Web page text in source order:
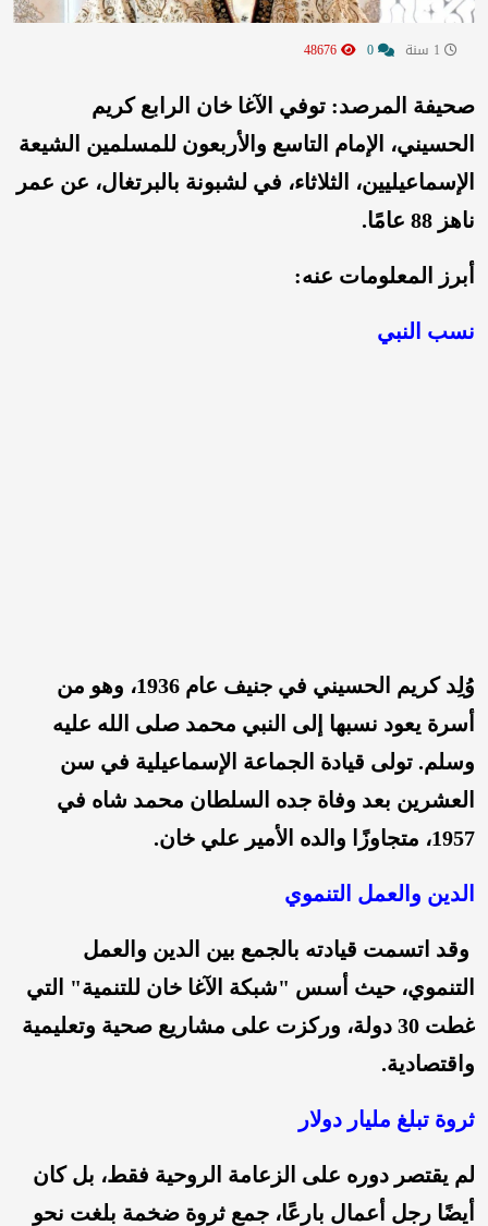
صحيفة المرصد: توفي الآغا خان الرابع كريم
الحسيني، الإمام التاسع والأربعون للمسلمين الشيعة
الإسماعيليين، الثلاثاء، في لشبونة بالبرتغال، عن عمر
ناهز 88 عامًا.
أبرز المعلومات عنه:
نسب النبي
وُلِد كريم الحسيني في جنيف عام 1936، وهو من
أسرة يعود نسبها إلى النبي محمد صلى الله عليه
وسلم. تولى قيادة الجماعة الإسماعيلية في سن
العشرين بعد وفاة جده السلطان محمد شاه في
1957، متجاوزًا والده الأمير علي خان.
الدين والعمل التنموي
وقد اتسمت قيادته بالجمع بين الدين والعمل
التنموي، حيث أسس "شبكة الآغا خان للتنمية" التي
غطت 30 دولة، وركزت على مشاريع صحية وتعليمية
واقتصادية.
ثروة تبلغ مليار دولار
لم يقتصر دوره على الزعامة الروحية فقط، بل كان
أيضًا رجل أعمال بارعًا، جمع ثروة ضخمة بلغت نحو